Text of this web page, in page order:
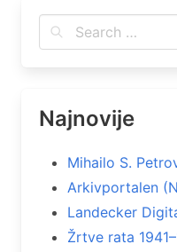
Najnovije
Mihailo S.
Arkivportalen
Landecker
Žrtve rata